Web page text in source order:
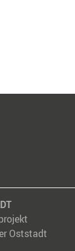
Oststadt